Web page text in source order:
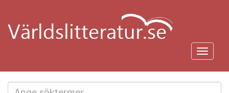
huvudinnehåll